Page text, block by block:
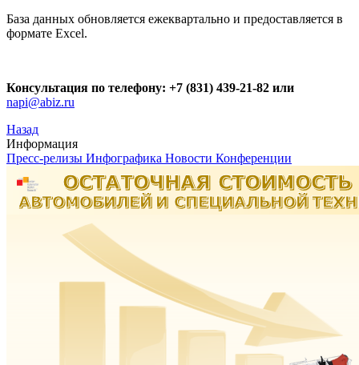
База данных обновляется ежеквартально и предоставляется в
формате Excel.
Консультация по телефону: +7 (831) 439-21-82 или
napi@abiz.ru
Назад
Информация
Пресс-релизы Инфографика Новости Конференции